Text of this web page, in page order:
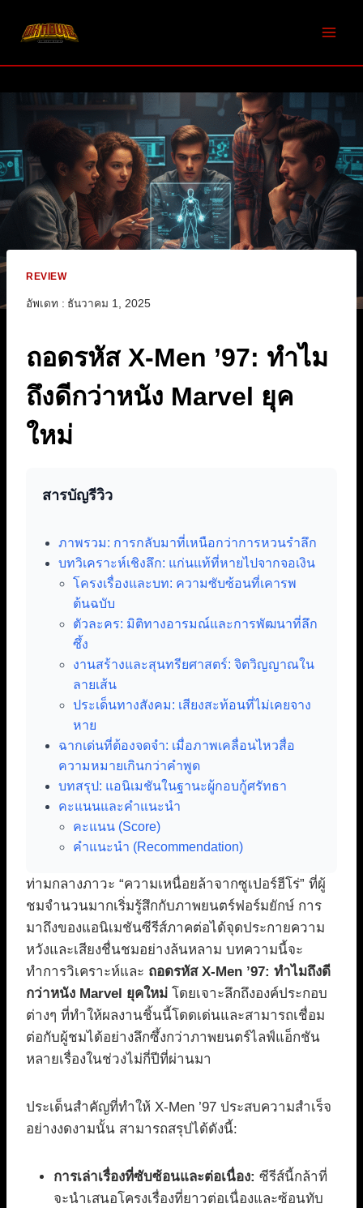
REVIEW
อัพเดท : ธันวาคม 1, 2025
ถอดรหัส X-Men ’97: ทำไม
ถึงดีกว่าหนัง Marvel ยุค
ใหม่
สารบัญรีวิว
ภาพรวม: การกลับมาที่เหนือกว่าการหวนรำลึก
บทวิเคราะห์เชิงลึก: แก่นแท้ที่หายไปจากจอเงิน
โครงเรื่องและบท: ความซับซ้อนที่เคารพ
ต้นฉบับ
ตัวละคร: มิติทางอารมณ์และการพัฒนาที่ลึก
ซึ้ง
งานสร้างและสุนทรียศาสตร์: จิตวิญญาณใน
ลายเส้น
ประเด็นทางสังคม: เสียงสะท้อนที่ไม่เคยจาง
หาย
ฉากเด่นที่ต้องจดจำ: เมื่อภาพเคลื่อนไหวสื่อ
ความหมายเกินกว่าคำพูด
บทสรุป: แอนิเมชันในฐานะผู้กอบกู้ศรัทธา
คะแนนและคำแนะนำ
คะแนน (Score)
คำแนะนำ (Recommendation)
ท่ามกลางภาวะ “ความเหนื่อยล้าจากซูเปอร์ฮีโร่” ที่ผู้
ชมจำนวนมากเริ่มรู้สึกกับภาพยนตร์ฟอร์มยักษ์ การ
มาถึงของแอนิเมชันซีรีส์ภาคต่อได้จุดประกายความ
หวังและเสียงชื่นชมอย่างล้นหลาม บทความนี้จะ
ทำการวิเคราะห์และ ถอดรหัส X-Men ’97: ทำไมถึงดี
กว่าหนัง Marvel ยุคใหม่ โดยเจาะลึกถึงองค์ประกอบ
ต่างๆ ที่ทำให้ผลงานชิ้นนี้โดดเด่นและสามารถเชื่อม
ต่อกับผู้ชมได้อย่างลึกซึ้งกว่าภาพยนตร์ไลฟ์แอ็กชัน
หลายเรื่องในช่วงไม่กี่ปีที่ผ่านมา
ประเด็นสำคัญที่ทำให้ X-Men ’97 ประสบความสำเร็จ
อย่างงดงามนั้น สามารถสรุปได้ดังนี้:
การเล่าเรื่องที่ซับซ้อนและต่อเนื่อง: ซีรีส์นี้กล้าที่
จะนำเสนอโครงเรื่องที่ยาวต่อเนื่องและซ้อนทับ